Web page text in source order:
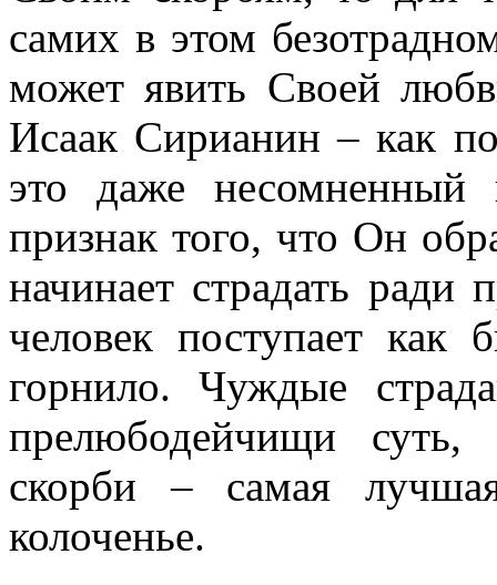
самих в этом
может явить Своей
Исаак Сирианин – как
это даже несомненный
признак того, что Он
начинает страдать
человек поступает как
горнило. Чуждые
прелюбодейчищи
скорби – самая
колоченье.